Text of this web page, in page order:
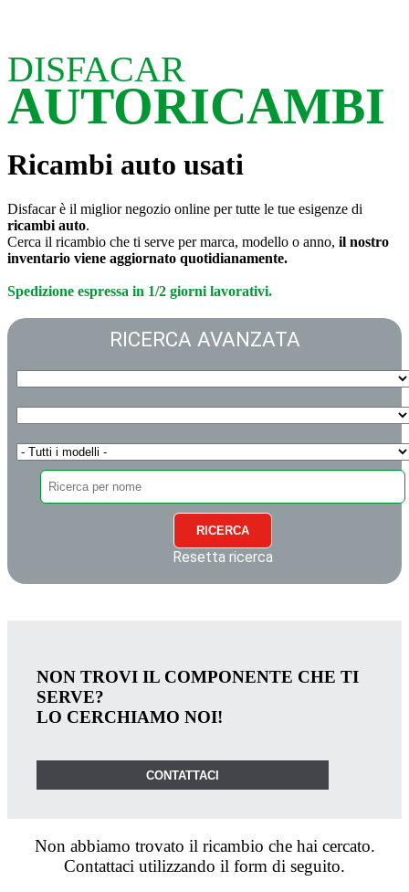
DISFACAR
AUTORICAMBI
Ricambi auto usati
Disfacar è il miglior negozio online per tutte le tue esigenze di
ricambi auto.
Cerca il ricambio che ti serve per marca, modello o anno, il nostro
inventario viene aggiornato quotidianamente.
Spedizione espressa in 1/2 giorni lavorativi.
RICERCA AVANZATA
RICERCA
Resetta ricerca
NON TROVI IL COMPONENTE CHE TI
SERVE?
LO CERCHIAMO NOI!
CONTATTACI
Non abbiamo trovato il ricambio che hai cercato.
Contattaci utilizzando il form di seguito.